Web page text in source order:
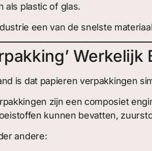
als plastic of glas.
een van de snelste
is dat papieren verpakkingen
zijn een composiet
kunnen bevatten,
andere: